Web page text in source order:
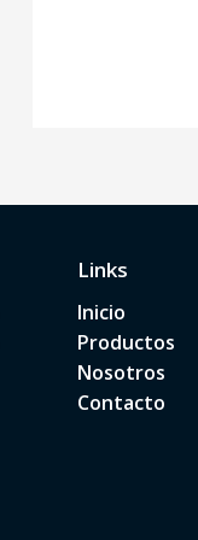
Links
Inicio
Productos
Nosotros
Contacto